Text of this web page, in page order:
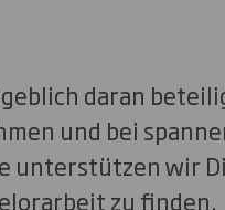
daran
und bei
unterstützen wir
zu finden.